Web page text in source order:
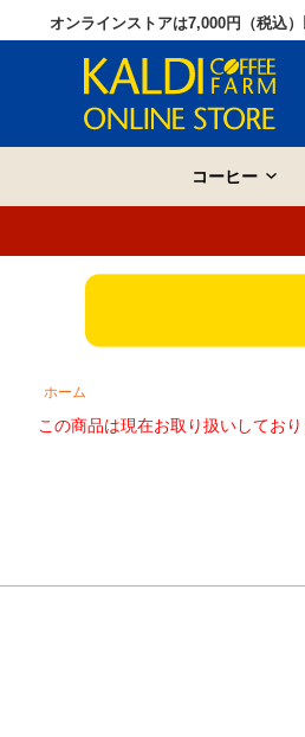
オンラインストアは7,000円（税込
コーヒー
ホーム
この商品は現在お取り扱いしてお